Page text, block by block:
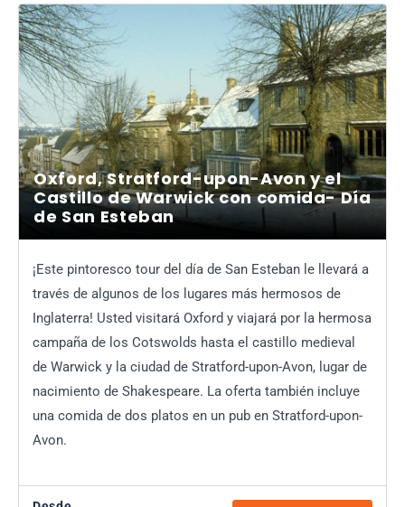
Oxford, Stratford-upon-Avon y el
Castillo de Warwick con comida- Día
de San Esteban
¡Este pintoresco tour del día de San Esteban le llevará a
través de algunos de los lugares más hermosos de
Inglaterra! Usted visitará Oxford y viajará por la hermosa
campaña de los Cotswolds hasta el castillo medieval
de Warwick y la ciudad de Stratford-upon-Avon, lugar de
nacimiento de Shakespeare. La oferta también incluye
una comida de dos platos en un pub en Stratford-upon-
Avon.